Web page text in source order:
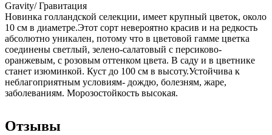
Gravity/ Гравитация
Новинка голландской селекции, имеет крупный цветок, около
10 см в диаметре.Этот сорт невероятно красив и на редкость
абсолютно уникален, потому что в цветовой гамме цветка
соединены светлый, зелено-салатовый с персиково-
оранжевым, с розовым оттенком цвета. В саду и в цветнике
станет изюминкой. Куст до 100 см в высоту.Устойчива к
неблагоприятным условиям- дождю, болезням, жаре,
заболеваниям. Морозостойкость высокая.
Отзывы